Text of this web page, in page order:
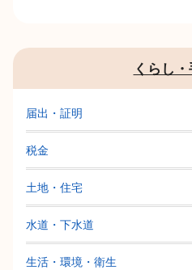
くらし
届出・証明
税金
土地・住宅
水道・下水道
生活・環境・衛生